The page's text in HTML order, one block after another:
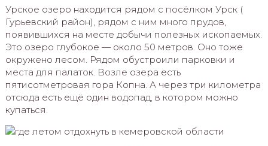
Урское озеро находится рядом с посёлком Урск (
Гурьевский район), рядом с ним много прудов,
появившихся на месте добычи полезных ископаемых.
Это озеро глубокое — около 50 метров. Оно тоже
окружено лесом. Рядом обустроили парковки и
места для палаток. Возле озера есть
пятисотметровая гора Копна. А через три километра
отсюда есть ещё один водопад, в котором можно
купаться.